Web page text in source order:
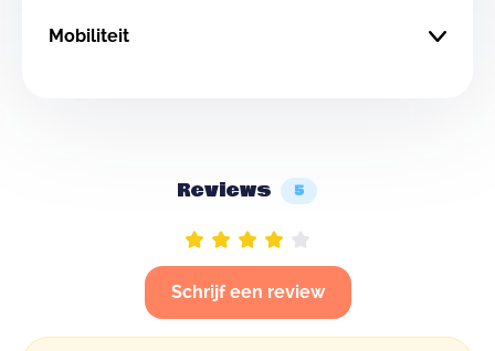
Mobiliteit
Reviews 5
Schrijf een review